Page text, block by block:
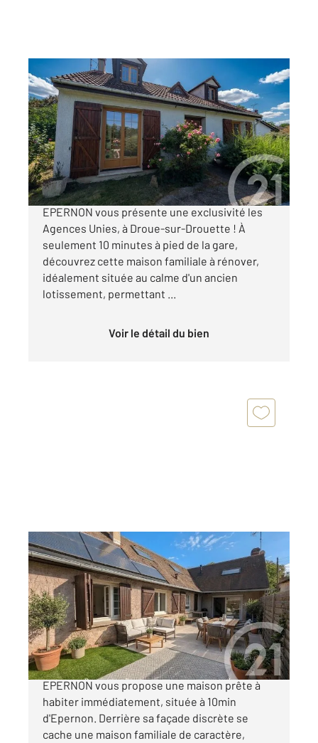
EPERNON 28
100 m2, 6 pièces
Ref : 3052
Maison à vendre
265 000 €
Votre agence Century 21 Universal Demeure
EPERNON vous présente une exclusivité les
Agences Unies, à Droue-sur-Drouette ! À
seulement 10 minutes à pied de la gare,
découvrez cette maison familiale à rénover,
idéalement située au calme d'un ancien
lotissement, permettant ...
Voir le détail du bien
EPERNON 28
140 m2, 7 pièces
Ref : 2973
Maison à vendre
240 000 €
Votre agence CENTURY21 Universal Demeure à
EPERNON vous propose une maison prête à
habiter immédiatement, située à 10min
d'Epernon. Derrière sa façade discrète se
cache une maison familiale de caractère,